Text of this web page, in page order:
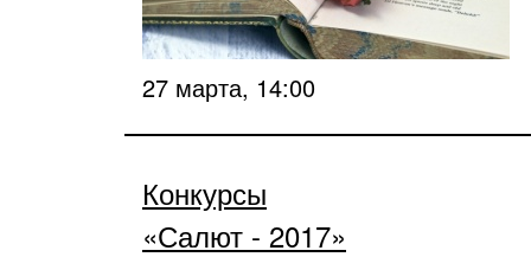
27 марта, 14:00
Конкурсы
«Салют - 2017»